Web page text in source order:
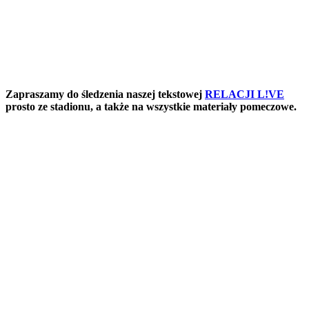
Zapraszamy do śledzenia naszej tekstowej RELACJI L!VE
prosto ze stadionu, a także na wszystkie materiały pomeczowe.